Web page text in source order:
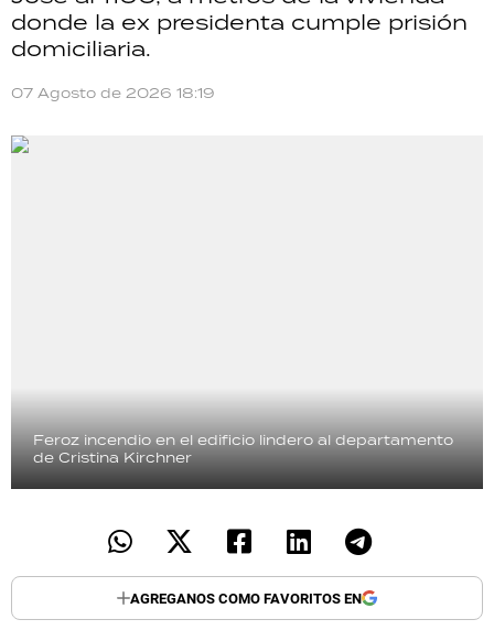
donde la ex presidenta cumple prisión
domiciliaria.
07 Agosto de 2026 18:19
Feroz incendio en el edificio lindero al departamento
de Cristina Kirchner
AGREGANOS COMO FAVORITOS EN